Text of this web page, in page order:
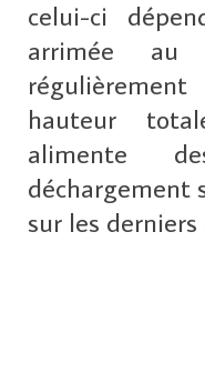
celui-ci
arrimée au
hauteur
alimente
déchargement
sur les derniers